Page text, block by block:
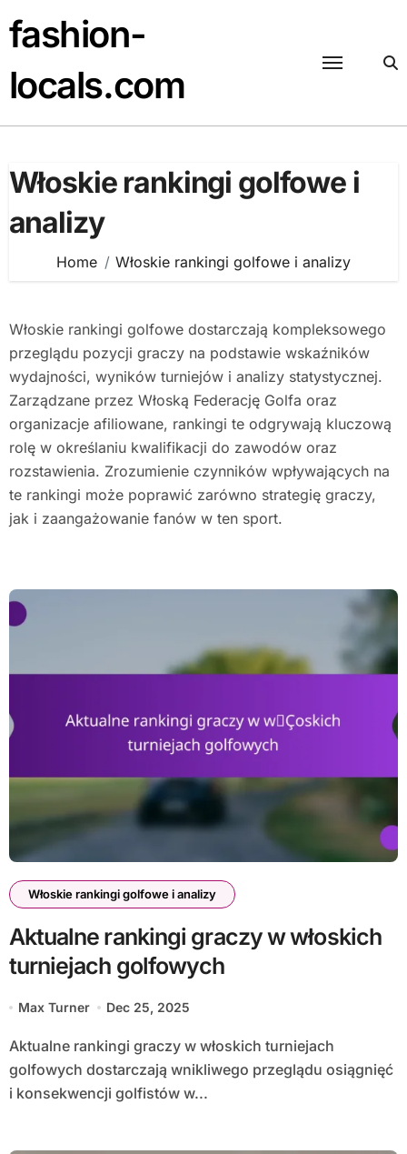
to
content
fashion-
locals.com
Włoskie rankingi golfowe i
analizy
Home Włoskie rankingi golfowe i analizy
Włoskie rankingi golfowe dostarczają kompleksowego
przeglądu pozycji graczy na podstawie wskaźników
wydajności, wyników turniejów i analizy statystycznej.
Zarządzane przez Włoską Federację Golfa oraz
organizacje afiliowane, rankingi te odgrywają kluczową
rolę w określaniu kwalifikacji do zawodów oraz
rozstawienia. Zrozumienie czynników wpływających na
te rankingi może poprawić zarówno strategię graczy,
jak i zaangażowanie fanów w ten sport.
Włoskie rankingi golfowe i analizy
Aktualne rankingi graczy w włoskich
turniejach golfowych
Max Turner Dec 25, 2025
Aktualne rankingi graczy w włoskich turniejach
golfowych dostarczają wnikliwego przeglądu osiągnięć
i konsekwencji golfistów w...